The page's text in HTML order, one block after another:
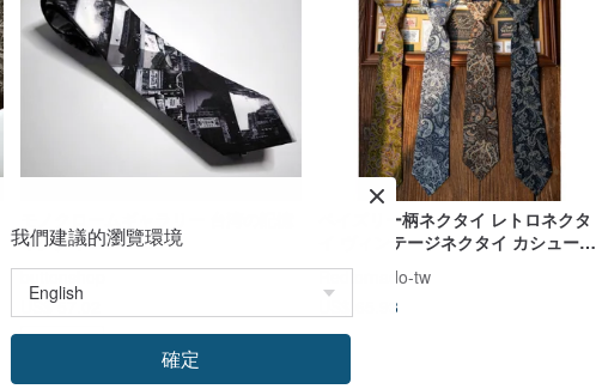
ネクタイ Neckties
buttonshop
US$ 57.02
カスタム可
ペイズリー柄ネクタイ レトロネクタ
イ ヴィンテージネクタイ カシューナ
ッツ柄 日本製生地 Vintage Tie
Redtornado-tw
US$ 65.93
我們建議的瀏覽環境
確定